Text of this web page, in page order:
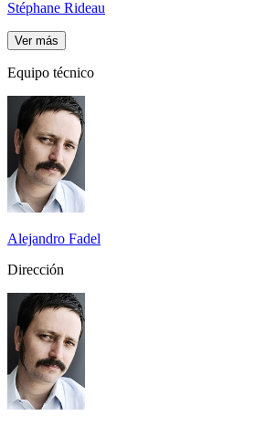
Stéphane Rideau
Ver más
Equipo técnico
Alejandro Fadel
Dirección